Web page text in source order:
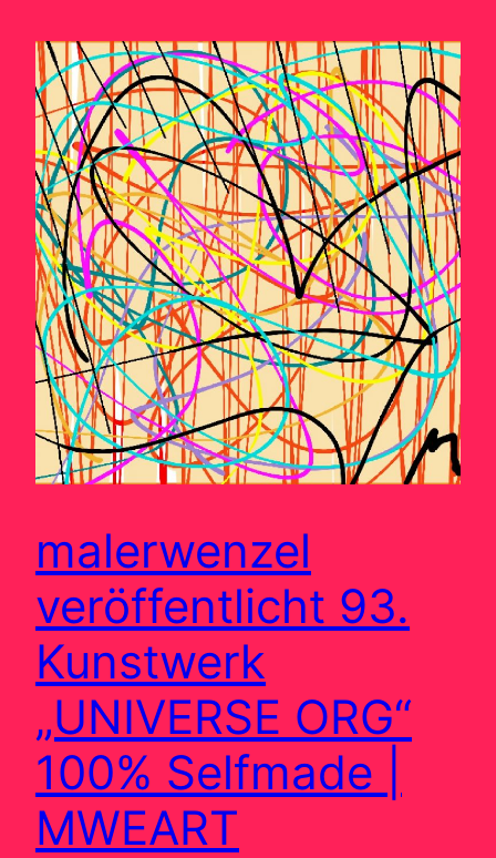
malerwenzel
veröffentlicht 93.
Kunstwerk
„UNIVERSE ORG“
100% Selfmade |
MWEART